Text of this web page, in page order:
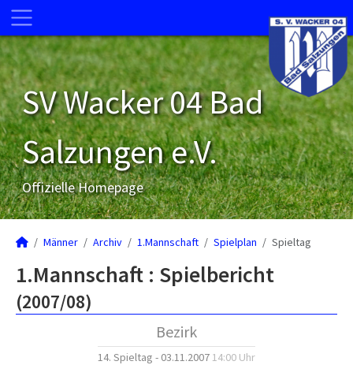
SV Wacker 04 Bad
Salzungen e.V.
Offizielle Homepage
Männer Archiv 1.Mannschaft Spielplan Spieltag
1.Mannschaft : Spielbericht
(2007/08)
Bezirk
14. Spieltag - 03.11.2007 14:00 Uhr